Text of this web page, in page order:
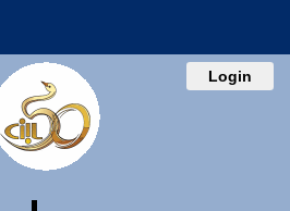
Login